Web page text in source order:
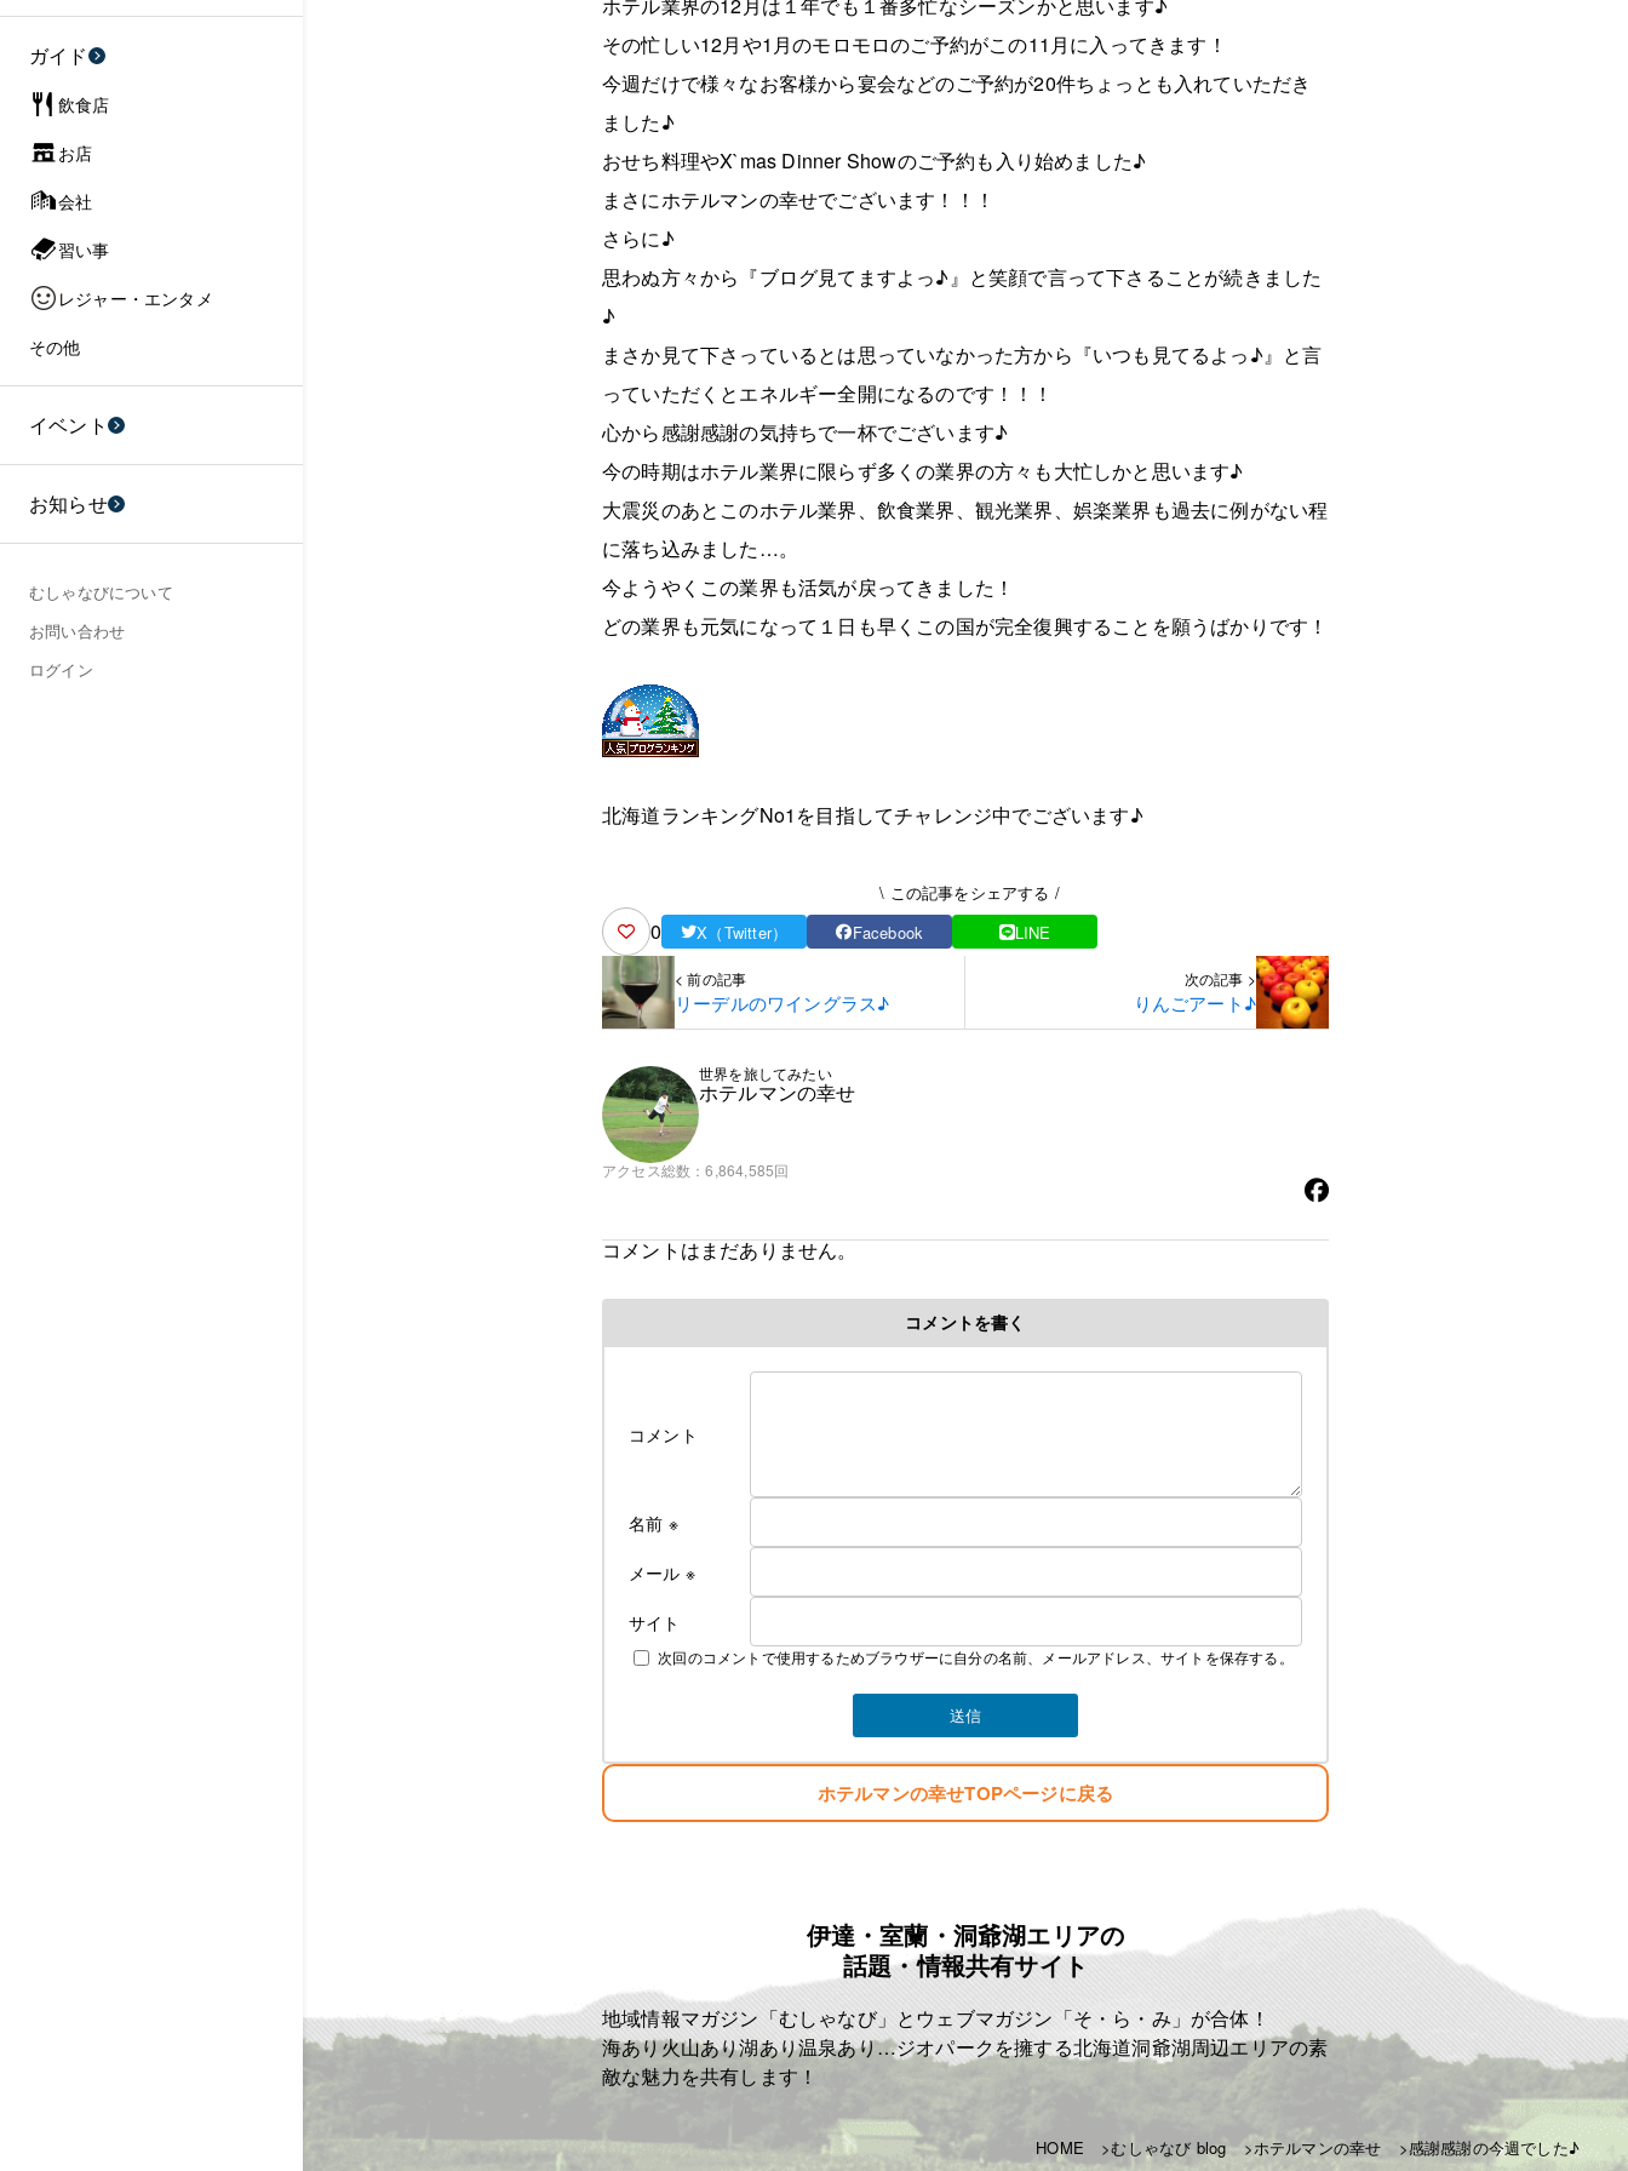
ガイド
飲食店
お店
会社
習い事
レジャー・エンタメ
その他
イベント
お知らせ
むしゃなびについて
お問い合わせ
ログイン
その忙しい12月や1月のモロモロのご予約がこの11月に入ってきます！
今週だけで様々なお客様から宴会などのご予約が20件ちょっとも入れていただき
ました♪
おせち料理やX`mas Dinner Showのご予約も入り始めました♪
まさにホテルマンの幸せでございます！！！
さらに♪
思わぬ方々から『ブログ見てますよっ♪』と笑顔で言って下さることが続きました
♪
まさか見て下さっているとは思っていなかった方から『いつも見てるよっ♪』と言
っていただくとエネルギー全開になるのです！！！
心から感謝感謝の気持ちで一杯でございます♪
今の時期はホテル業界に限らず多くの業界の方々も大忙しかと思います♪
大震災のあとこのホテル業界、飲食業界、観光業界、娯楽業界も過去に例がない程
に落ち込みました…。
今ようやくこの業界も活気が戻ってきました！
どの業界も元気になって１日も早くこの国が完全復興することを願うばかりです！
北海道ランキングNo1を目指してチャレンジ中でございます♪
0
\ この記事をシェアする /
X（Twitter）
Facebook LINE
< 前の記事
リーデルのワイングラス♪
次の記事 >
りんごアート♪
世界を旅してみたい
ホテルマンの幸せ
アクセス総数 6,864,585回
コメントはまだありません。
コメントを書く
コメント
名前 ※
メール ※
サイト
次回のコメントで使用するためブラウザーに自分の名前、メールアドレス、サイトを保存する。
ホテルマンの幸せTOPページに戻る
伊達・室蘭・洞爺湖エリアの
話題・情報共有サイト
地域情報マガジン「むしゃなび」とウェブマガジン「そ・ら・み」が合体！
海あり火山あり湖あり温泉あり…ジオパークを擁する北海道洞爺湖周辺エリアの素
敵な魅力を共有します！
HOME むしゃなび blog ホテルマンの幸せ 感謝感謝の今週でした♪